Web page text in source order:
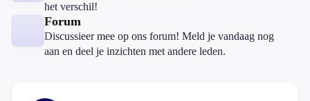
het verschil!
Forum
Discussieer mee op ons forum! Meld je vandaag nog
aan en deel je inzichten met andere leden.